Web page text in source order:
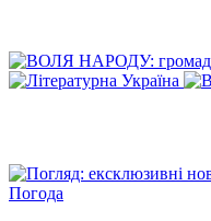
Погода